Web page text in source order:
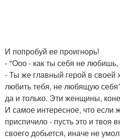
И попробуй ее проигнорь!
- "Ооо - как ты себя не
- Ты же главный герой в своей
любить тебя, не любящую
да и только. Эти женщины,
И самое интересное, что если
приспичило - пусть это и твоя
своего добьется, иначе не